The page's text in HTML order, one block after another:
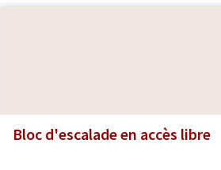
Bloc d'escalade en accès libre